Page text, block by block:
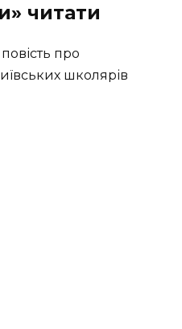
читати
про
школярів